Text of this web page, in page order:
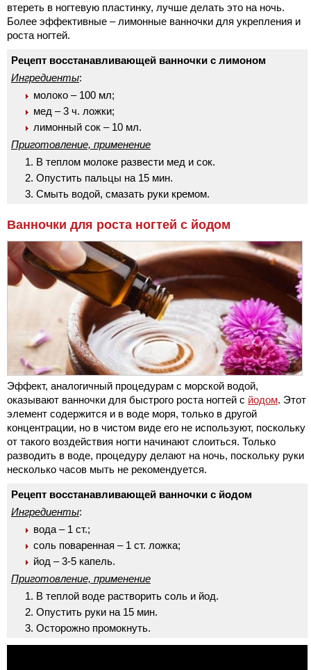
втереть в ногтевую пластинку, лучше делать это на ночь.
Более эффективные – лимонные ванночки для укрепления и
роста ногтей.
Рецепт восстанавливающей ванночки с лимоном
Ингредиенты:
молоко – 100 мл;
мед – 3 ч. ложки;
лимонный сок – 10 мл.
Приготовление, применение
В теплом молоке развести мед и сок.
Опустить пальцы на 15 мин.
Смыть водой, смазать руки кремом.
Ванночки для роста ногтей с йодом
Эффект, аналогичный процедурам с морской водой,
оказывают ванночки для быстрого роста ногтей с йодом. Этот
элемент содержится и в воде моря, только в другой
концентрации, но в чистом виде его не используют, поскольку
от такого воздействия ногти начинают слоиться. Только
разводить в воде, процедуру делают на ночь, поскольку руки
несколько часов мыть не рекомендуется.
Рецепт восстанавливающей ванночки с йодом
Ингредиенты:
вода – 1 ст.;
соль поваренная – 1 ст. ложка;
йод – 3-5 капель.
Приготовление, применение
В теплой воде растворить соль и йод.
Опустить руки на 15 мин.
Осторожно промокнуть.